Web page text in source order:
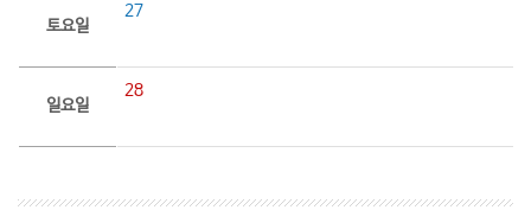
토요일
27
일요일
28